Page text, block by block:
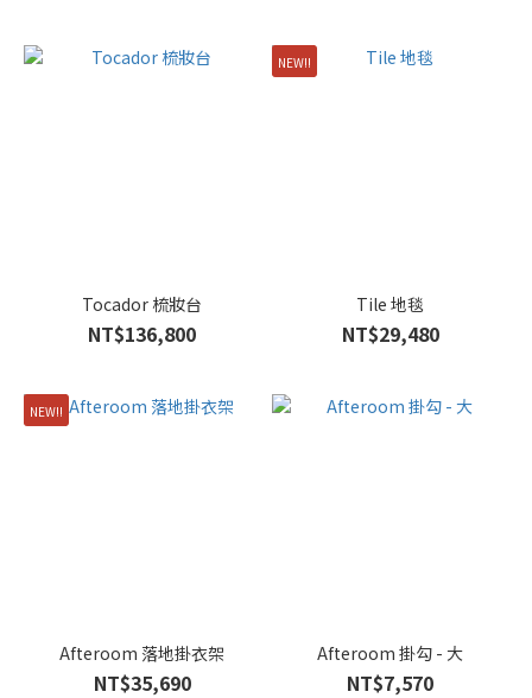
Tocador 梳妝台
NT$136,800
NEW!!
Tile 地毯
NT$29,480
NEW!!
Afteroom 落地掛衣架
NT$35,690
Afteroom 掛勾 - 大
NT$7,570